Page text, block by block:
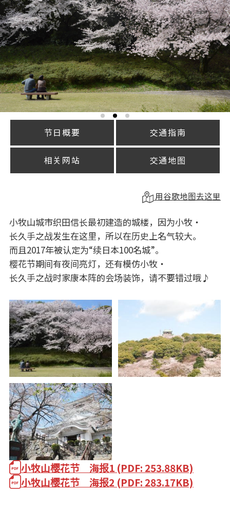
节日概要 交通指南
相关网站 交通地图
用谷歌地图去这里
小牧山城市织田信长最初建造的城楼，因为小牧・
长久手之战发生在这里，所以在历史上名气较大。
而且2017年被认定为“续日本100名城”。
樱花节期间有夜间亮灯，还有模仿小牧・
长久手之战时家康本阵的会场装饰，请不要错过哦♪
小牧山樱花节 海报1 (PDF: 253.88KB)
小牧山樱花节 海报2 (PDF: 283.17KB)